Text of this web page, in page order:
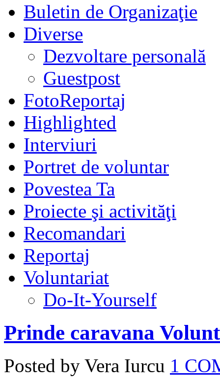
Buletin de Organizaţie
Diverse
Dezvoltare personală
Guestpost
FotoReportaj
Highlighted
Interviuri
Portret de voluntar
Povestea Ta
Proiecte şi activităţi
Recomandari
Reportaj
Voluntariat
Do-It-Yourself
Prinde caravana
Posted by Vera Iurcu 1